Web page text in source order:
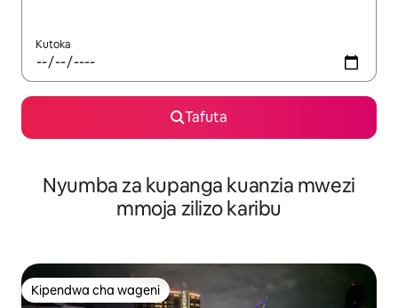
Kutoka
Tafuta
Nyumba za kupanga kuanzia mwezi
mmoja zilizo karibu
Kipendwa cha wageni
Kipendwa cha wageni